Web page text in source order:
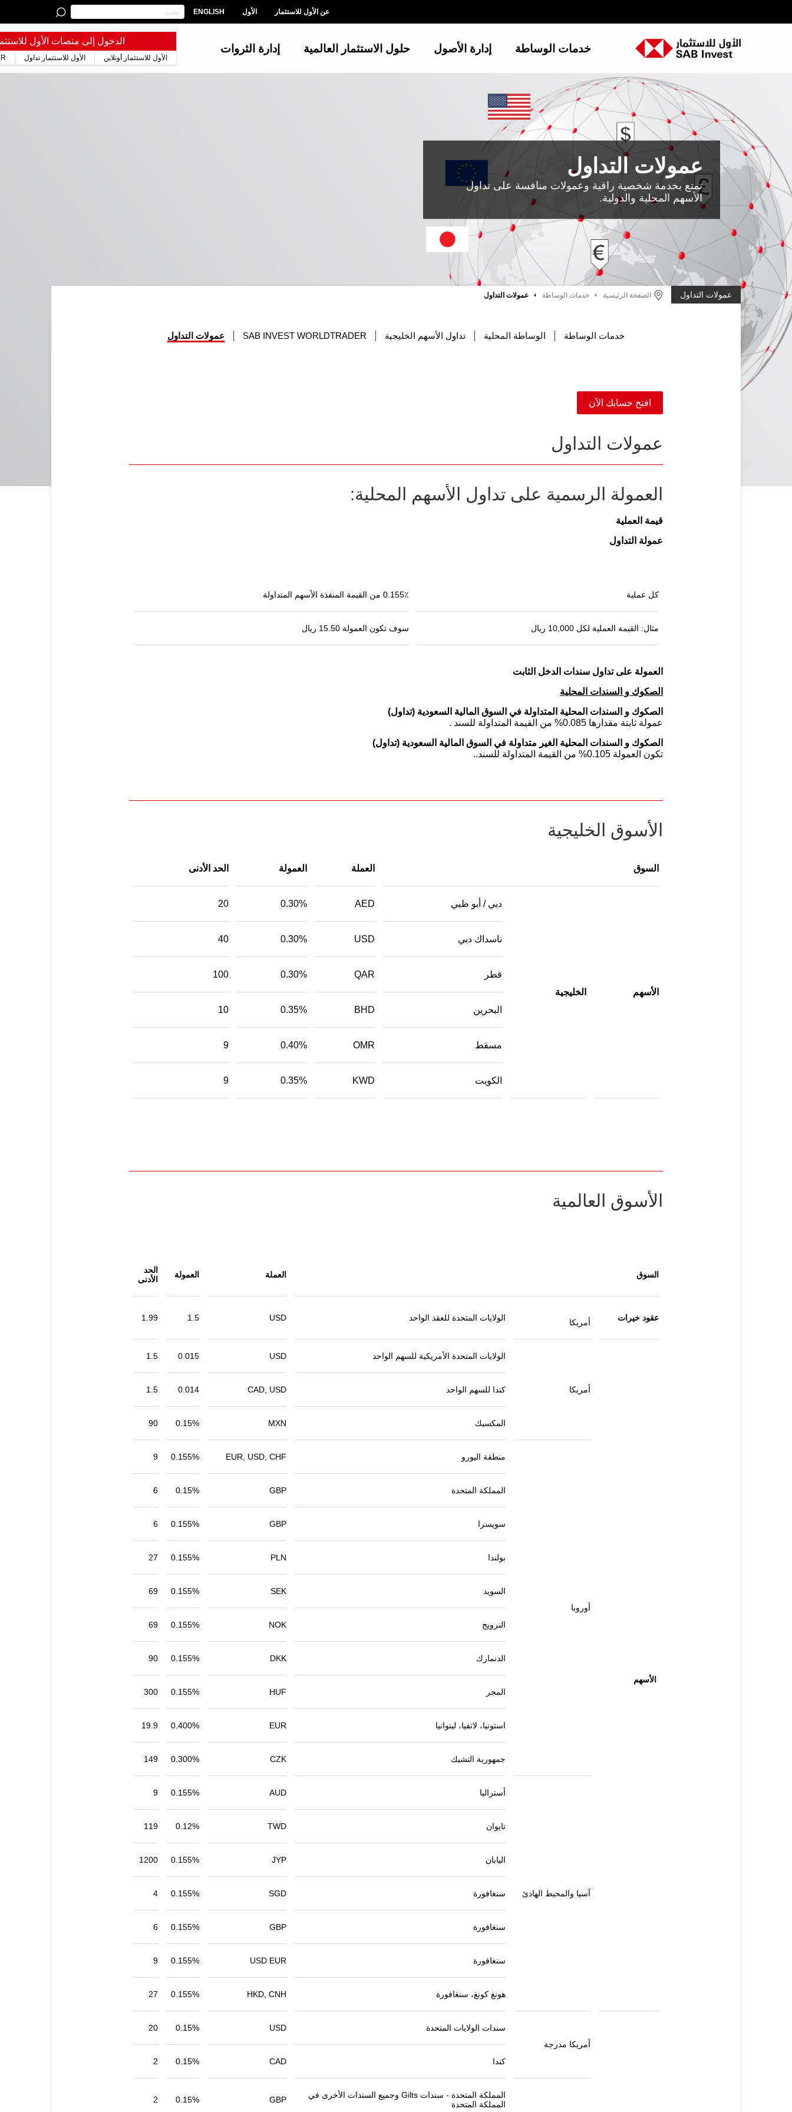
عن الأول للاستثمار الأول ENGLISH
خدمات الوساطة إدارة الأصول حلول الاستثمار العالمية إدارة الثروات
الدخول إلى منصات الأول
الأول للاستثمار أونلاين الأول للاستثمار تداول
عمولات التداول
تمتع بخدمة شخصية راقية وعمولات منافسة على تداول
الأسهم المحلية والدولية.
عمولات التداول الصفحة الرئيسية خدمات الوساطة عمولات التداول
خدمات الوساطة الوساطة المحلية تداول الأسهم الخليجية SAB INVEST WORLDTRADER عمولات التداول
افتح حسابك الآن
عمولات التداول
العمولة الرسمية على تداول الأسهم المحلية:
قيمة العملية
عمولة التداول
كل عملية 0.155٪ من القيمة المنفذة الأسهم المتداولة
مثال: القيمة العملية لكل 10,000 ريال سوف تكون العمولة 15.50 ريال
العمولة على تداول سندات الدخل الثابت
الصكوك و السندات المحلية
الصكوك و السندات المحلية المتداولة في السوق المالية السعودية (تداول)
عمولة ثابتة مقدارها 0.085% من القيمة المتداولة للسند .
الصكوك و السندات المحلية الغير متداولة في السوق المالية السعودية (تداول)
تكون العمولة 0.105% من القيمة المتداولة للسند..
الأسوق الخليجية
السوق العملة العمولة الحد الأدنى
الأسهم الخليجية
دبي / أبو ظبي AED
0.30%
20
ناسداك دبي USD
0.30%
40
قطر QAR
0.30%
100
البحرين BHD
0.35%
10
مسقط OMR
0.40%
9
الكويت KWD
0.35%
9
الأسوق العالمية
السوق العملة العمولة
الحد
الأدنى
عقود خيرات أمريكا الولايات المتحدة للعقد الواحد USD
1.5
1.99
الأسهم
أمريكا
الولايات المتحدة الأمريكية للسهم الواحد USD
0.015
1.5
كندا للسهم الواحد CAD, USD
0.014
1.5
المكسيك MXN
0.15%
90
أوروبا
منطقة اليورو EUR, USD, CHF
0.155%
9
المملكة المتحدة GBP
0.15%
6
سويسرا GBP
0.155%
6
بولندا PLN
0.155%
27
السويد SEK
0.155%
69
النرويج NOK
0.155%
69
الدنمارك DKK
0.155%
90
المجر HUF
0.155%
300
استونيا، لاتفيا، ليتوانيا EUR
0.400%
19.9
جمهورية التشيك CZK
0.300%
149
آسيا والمحيط الهادئ
أستراليا AUD
0.155%
9
تايوان TWD
0.12%
119
اليابان JYP
0.155%
1200
سنغافورة SGD
0.155%
4
سنغافورة GBP
0.155%
6
سنغافورة USD EUR
0.155%
9
هونغ كونغ، سنغافورة HKD, CNH
0.155%
27
أمريكا مدرجة
سندات الولايات المتحدة USD
0.15%
20
كندا CAD
0.15%
2
المملكة المتحدة - سندات Gilts وجميع السندات الأخرى في
المملكة المتحدة
GBP
0.15%
2